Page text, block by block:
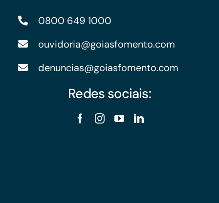
0800 649 1000
ouvidoria@goiasfomento.com
denuncias@goiasfomento.com
Redes sociais: